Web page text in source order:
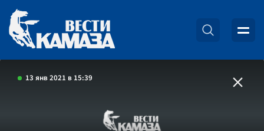
13 янв 2021 в 15:39